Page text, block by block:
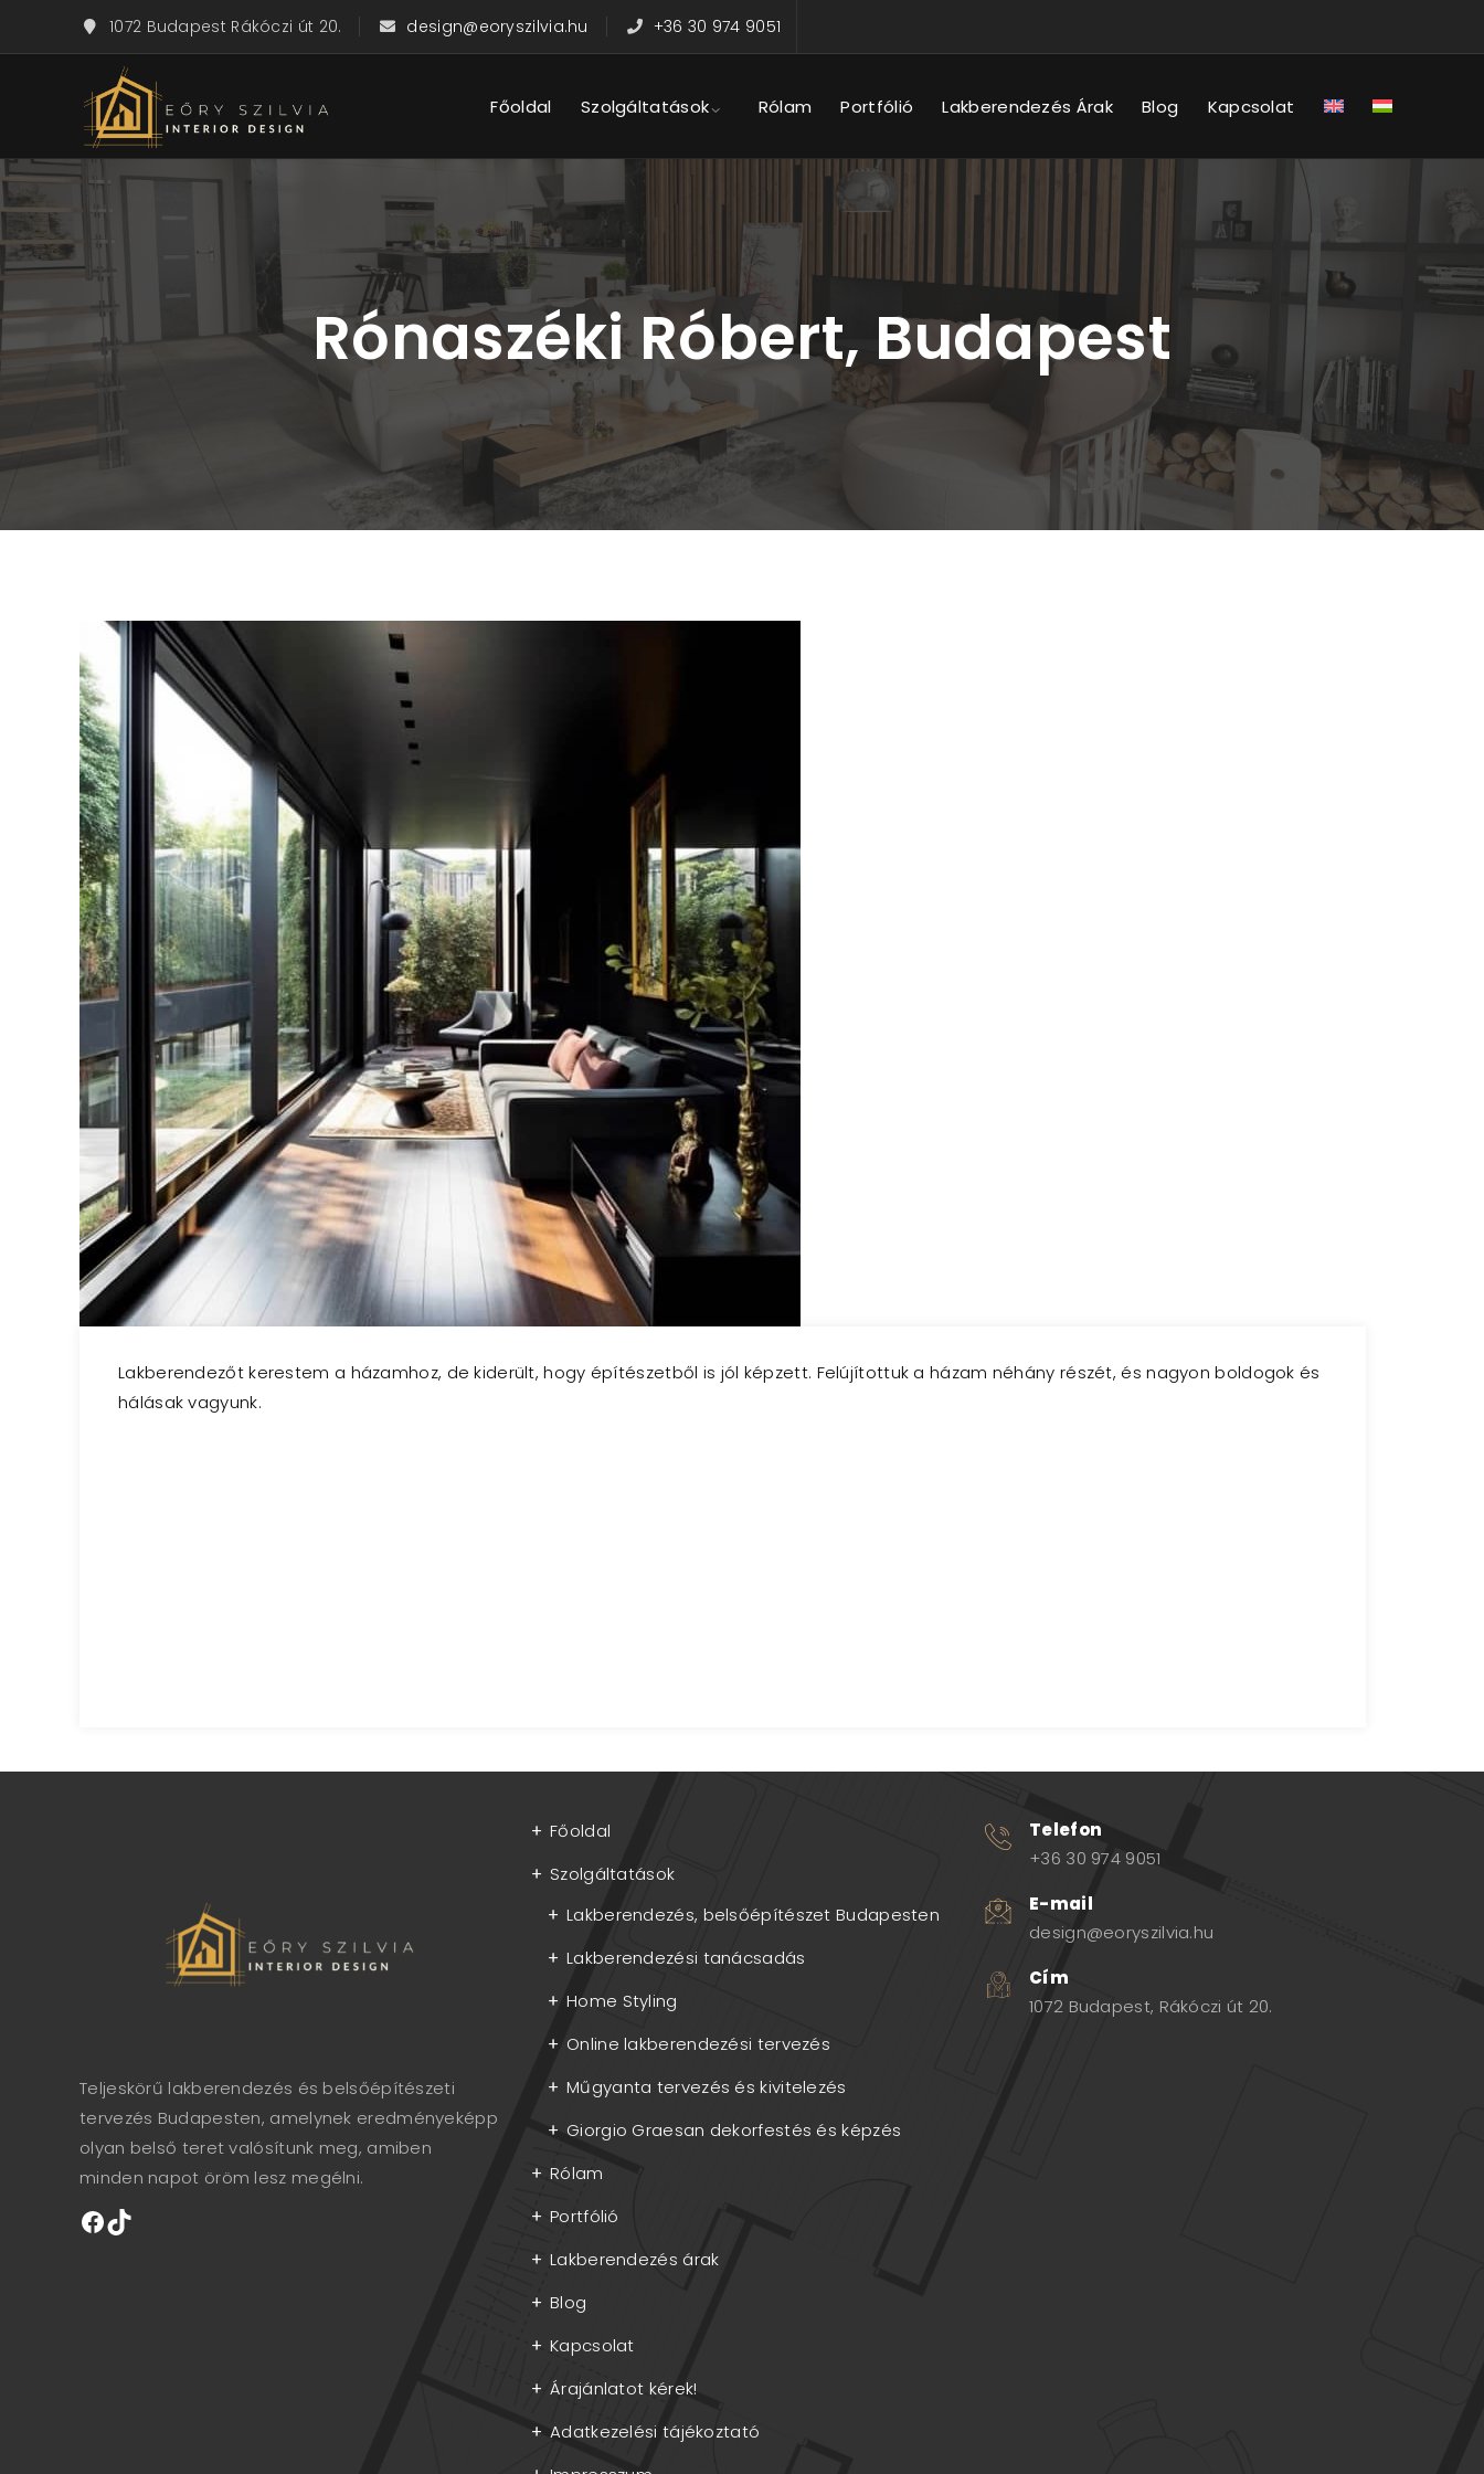
1072 Budapest Rákóczi út 20. design@eoryszilvia.hu +36 30 974 9051
Főoldal Szolgáltatások Rólam Portfólió Lakberendezés Árak Blog Kapcsolat
Rónaszéki Róbert, Budapest
Lakberendezőt kerestem a házamhoz, de kiderült, hogy építészetből is jól képzett. Felújítottuk a házam néhány részét, és nagyon boldogok és
hálásak vagyunk.
Teljeskörű lakberendezés és belsőépítészeti
tervezés Budapesten, amelynek eredményeképp
olyan belső teret valósítunk meg, amiben
minden napot öröm lesz megélni.
Főoldal
Szolgáltatások
Lakberendezés, belsőépítészet Budapesten
Lakberendezési tanácsadás
Home Styling
Online lakberendezési tervezés
Műgyanta tervezés és kivitelezés
Giorgio Graesan dekorfestés és képzés
Rólam
Portfólió
Lakberendezés árak
Blog
Kapcsolat
Árajánlatot kérek!
Adatkezelési tájékoztató
Telefon
+36 30 974 9051
E-mail
design@eoryszilvia.hu
Cím
1072 Budapest, Rákóczi út 20.